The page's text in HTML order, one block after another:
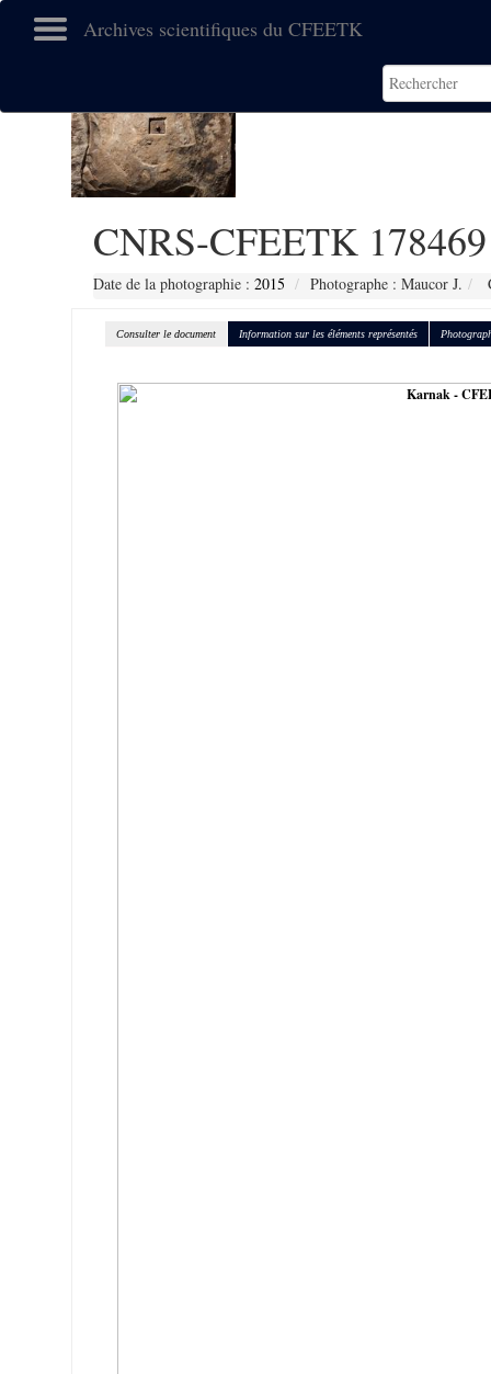
Archives scientifiques du CFEETK
CNRS-CFEETK 178469
Date de la photographie : 2015 Photographe : Maucor J.
Consulter le document Information sur les éléments représentés